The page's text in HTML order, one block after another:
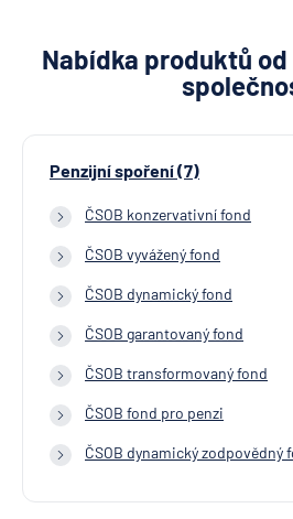
Nabídka produktů od
Penzijní spoření (7)
ČSOB konzervativní fond
ČSOB vyvážený fond
ČSOB dynamický fond
ČSOB garantovaný fond
ČSOB transformovaný fond
ČSOB fond pro penzi
ČSOB dynamický zodpovědný